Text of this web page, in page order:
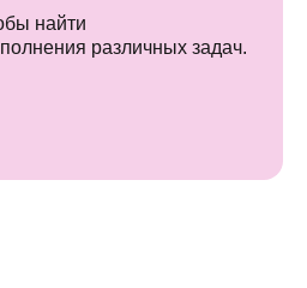
найти
различных задач.